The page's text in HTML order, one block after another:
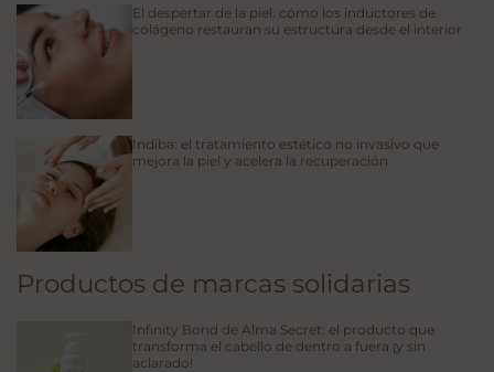
El despertar de la piel: cómo los inductores de
colágeno restauran su estructura desde el interior
Indiba: el tratamiento estético no invasivo que
mejora la piel y acelera la recuperación
Productos de marcas solidarias
Infinity Bond de Alma Secret: el producto que
transforma el cabello de dentro a fuera ¡y sin
aclarado!